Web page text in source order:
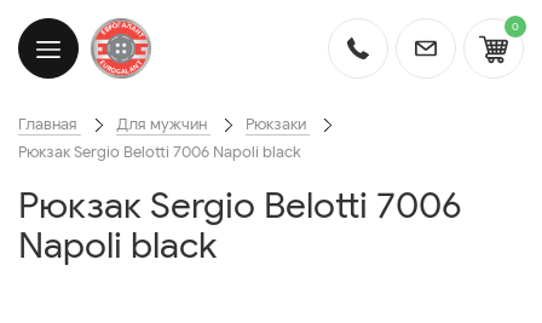
0
Главная Для мужчин
Рюкзаки
Рюкзак Sergio Belotti 7006 Napoli black
Рюкзак Sergio Belotti 7006
Napoli black